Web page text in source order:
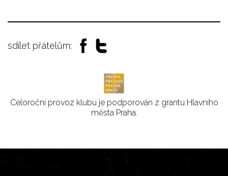
sdílet přátelům:
Celoroční provoz klubu je podporován z grantu Hlavního
města Praha.